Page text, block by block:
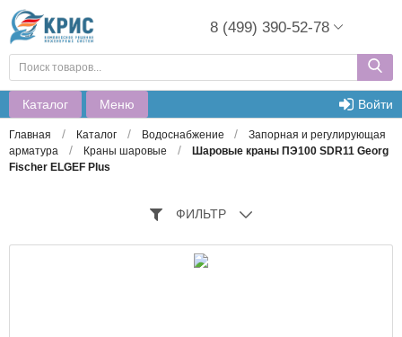
8 (499) 390-52-78
Каталог Меню Войти
Главная / Каталог / Водоснабжение /
Запорная и регулирующая
арматура
/ Краны шаровые /
Шаровые краны ПЭ100 SDR11 Georg
Fischer ELGEF Plus
ФИЛЬТР